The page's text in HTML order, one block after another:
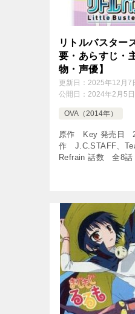
リトルバスタ
要・あらすじ・
物・声優】
更新日： 2025年12月7
公開日： 2024年2月5日
OVA（2014年）
原作 Key 発売日
作 J.C.STAFF、
Refrain 話数 全8話
楽しみましょう♪